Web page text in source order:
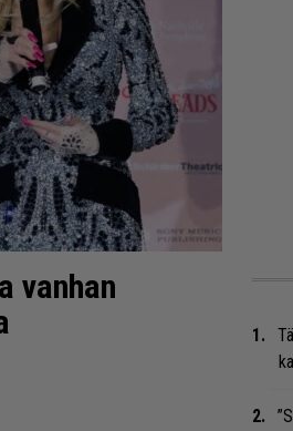
vanhan